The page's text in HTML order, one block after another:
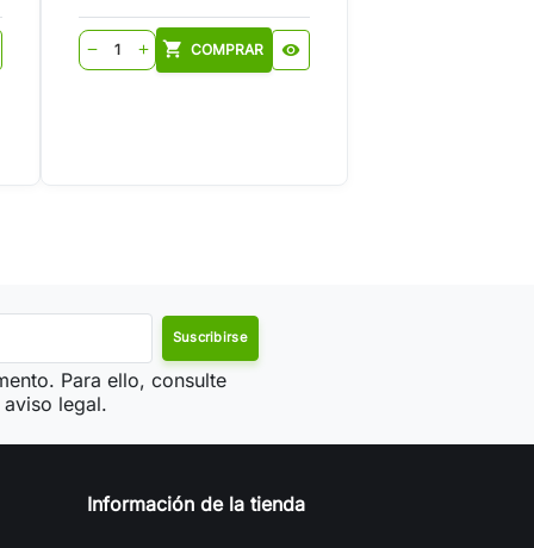
remove add shopping_cart COMPRAR visibility
Para ello, consulte
legal.
Información de la tienda